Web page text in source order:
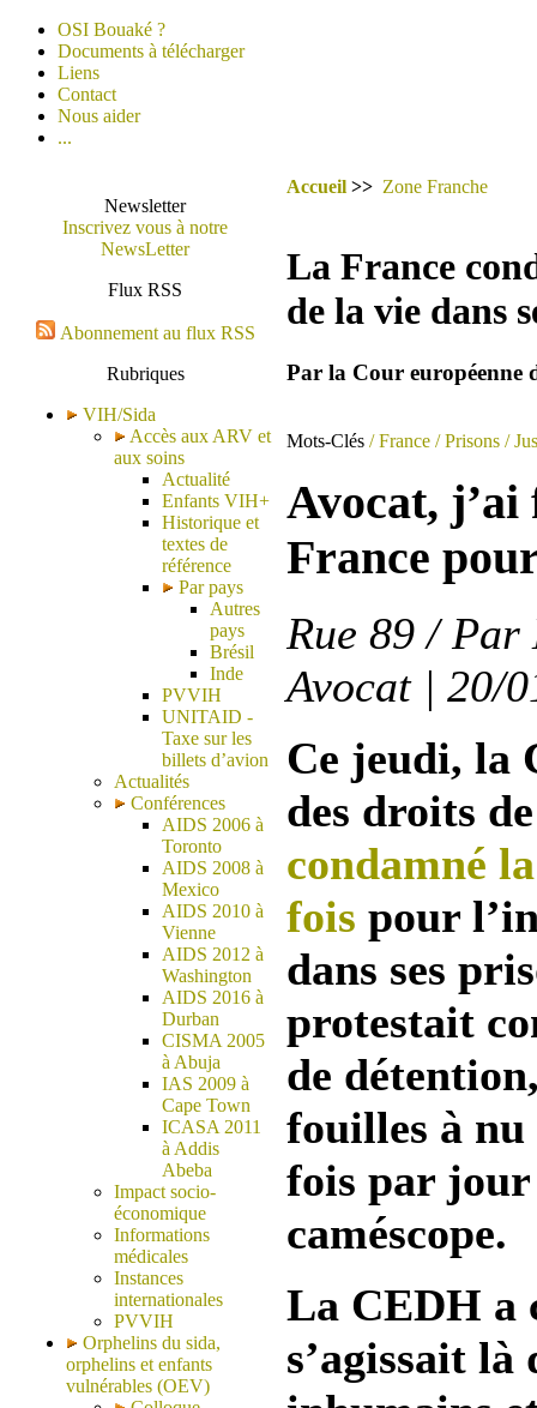
OSI Bouaké ?
Documents à télécharger
Liens
Contact
Nous aider
...
Newsletter
Inscrivez vous à notre
NewsLetter
Flux RSS
Abonnement au flux RSS
Rubriques
VIH/Sida
Accès aux ARV et
aux soins
Actualité
Enfants VIH+
Historique et
textes de
référence
Par pays
Autres
pays
Brésil
Inde
PVVIH
UNITAID -
Taxe sur les
billets d’avion
Actualités
Conférences
AIDS 2006 à
Toronto
AIDS 2008 à
Mexico
AIDS 2010 à
Vienne
AIDS 2012 à
Washington
AIDS 2016 à
Durban
CISMA 2005
à Abuja
IAS 2009 à
Cape Town
ICASA 2011
à Addis
Abeba
Impact socio-
économique
Informations
médicales
Instances
internationales
PVVIH
Orphelins du sida,
orphelins et enfants
vulnérables (OEV)
Accueil >> Zone Franche
La France
de la vie dans
Par la Cour européenne
Mots-Clés / France / Prisons /
Avocat,
France
Rue 89 / Par
Avocat | 20/
Ce jeudi, la
des droits
condamné
fois pour
dans ses
protestait
de
fouilles à
fois par jour
caméscope.
La CEDH a
s’agissait